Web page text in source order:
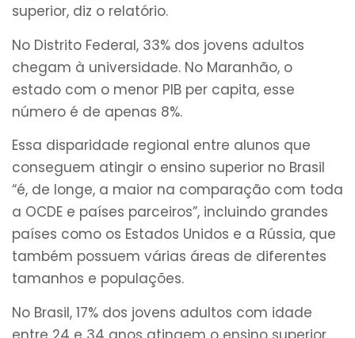
superior, diz o relatório.
No Distrito Federal, 33% dos jovens adultos
chegam à universidade. No Maranhão, o
estado com o menor PIB per capita, esse
número é de apenas 8%.
Essa disparidade regional entre alunos que
conseguem atingir o ensino superior no Brasil
“é, de longe, a maior na comparação com toda
a OCDE e países parceiros”, incluindo grandes
países como os Estados Unidos e a Rússia, que
também possuem várias áreas de diferentes
tamanhos e populações.
No Brasil, 17% dos jovens adultos com idade